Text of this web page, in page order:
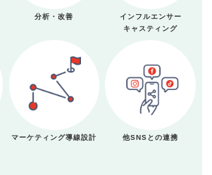
分析・改善
インフルエンサー
キャスティング
マーケティング導線設計 他SNSとの連携